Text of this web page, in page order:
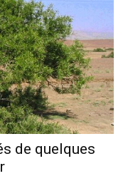
de quelques